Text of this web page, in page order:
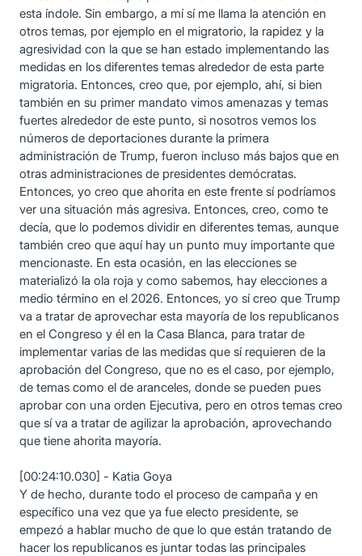
esta índole. Sin embargo, a mí sí me llama la atención en
otros temas, por ejemplo en el migratorio, la rapidez y la
agresividad con la que se han estado implementando las
medidas en los diferentes temas alrededor de esta parte
migratoria. Entonces, creo que, por ejemplo, ahí, si bien
también en su primer mandato vimos amenazas y temas
fuertes alrededor de este punto, si nosotros vemos los
números de deportaciones durante la primera
administración de Trump, fueron incluso más bajos que en
otras administraciones de presidentes demócratas.
Entonces, yo creo que ahorita en este frente sí podríamos
ver una situación más agresiva. Entonces, creo, como te
decía, que lo podemos dividir en diferentes temas, aunque
también creo que aquí hay un punto muy importante que
mencionaste. En esta ocasión, en las elecciones se
materializó la ola roja y como sabemos, hay elecciones a
medio término en el 2026. Entonces, yo sí creo que Trump
va a tratar de aprovechar esta mayoría de los republicanos
en el Congreso y él en la Casa Blanca, para tratar de
implementar varias de las medidas que sí requieren de la
aprobación del Congreso, que no es el caso, por ejemplo,
de temas como el de aranceles, donde se pueden pues
aprobar con una orden Ejecutiva, pero en otros temas creo
que sí va a tratar de agilizar la aprobación, aprovechando
que tiene ahorita mayoría.
[00:24:10.030] - Katia Goya
Y de hecho, durante todo el proceso de campaña y en
específico una vez que ya fue electo presidente, se
empezó a hablar mucho de que lo que están tratando de
hacer los republicanos es juntar todas las principales